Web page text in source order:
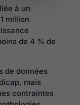
à un
million
de 4 % de
de données
mais
contraintes